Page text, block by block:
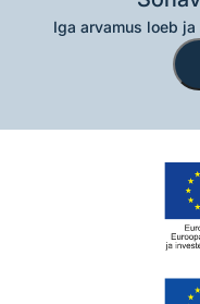
Iga arvamus loeb